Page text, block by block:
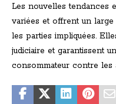
Les nouvelles tendances
variées et offrent un large
les parties impliquées.
judiciaire et garantissent
consommateur contre les